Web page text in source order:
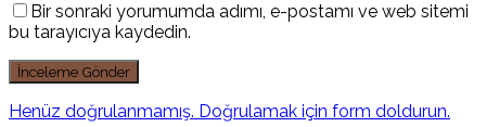
Bir sonraki yorumumda adımı, e-postamı ve web sitemi
bu tarayıcıya kaydedin.
Henüz doğrulanmamış. Doğrulamak için form doldurun.